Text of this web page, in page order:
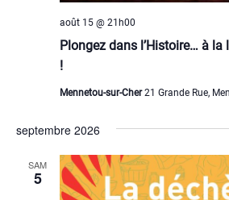
Plongez dans l’Histoire… à la
!
août 15 @ 21h00
Mennetou-sur-Cher21 Grande Rue,
septembre 2026
SAM
5